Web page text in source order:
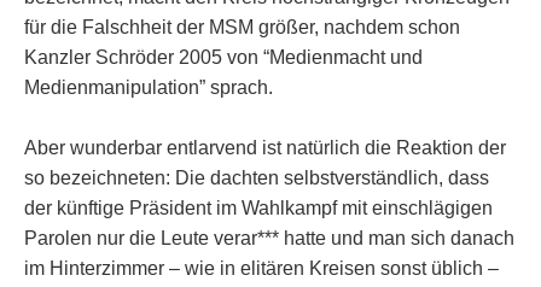
für die Falschheit der MSM größer, nachdem schon
Kanzler Schröder 2005 von “Medienmacht und
Medienmanipulation” sprach.
Aber wunderbar entlarvend ist natürlich die Reaktion der
so bezeichneten: Die dachten selbstverständlich, dass
der künftige Präsident im Wahlkampf mit einschlägigen
Parolen nur die Leute verar*** hatte und man sich danach
im Hinterzimmer – wie in elitären Kreisen sonst üblich –